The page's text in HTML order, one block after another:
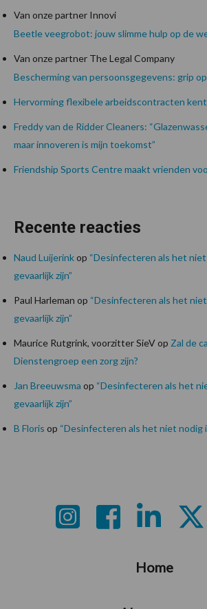
Van onze partner Innovi
Beetle veegrobot: jouw slimme hulp op de
Van onze partner The Legal Company
Bescherming van persoonsgegevens: grip op
Hervorming flexibele arbeidscontracten
Freddy van de Ridder Cleaners:
maar innoveren is mijn toekomst”
Friendship Sports Centre maakt vrienden
Recente reacties
Naud Luijerinkop “Desinfecteren als het niet
gevaarlijk zijn”
Paul Harleman op “Desinfecteren als het
gevaarlijk zijn”
Maurice Rutgrink, voorzitter SieVop Zal de
Dienstengroep een zorg zijn?
Jan Breeuwsma op “Desinfecteren als het
gevaarlijk zijn”
B Floris op “Desinfecteren als het niet nodig
Home